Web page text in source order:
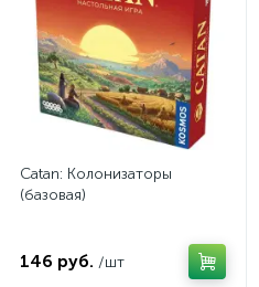
Catan: Колонизаторы
(базовая)
146 руб. /шт